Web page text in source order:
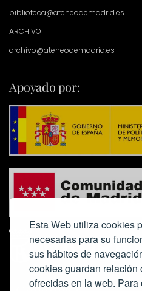
Esta Web utiliza cookies
necesarias para su
sus hábitos de
cookies guardan
ofrecidas en la web. Para
biblioteca@ateneodemadrid.es
ARCHIVO
archivo@ateneodemadrid.es
Apoyado por: